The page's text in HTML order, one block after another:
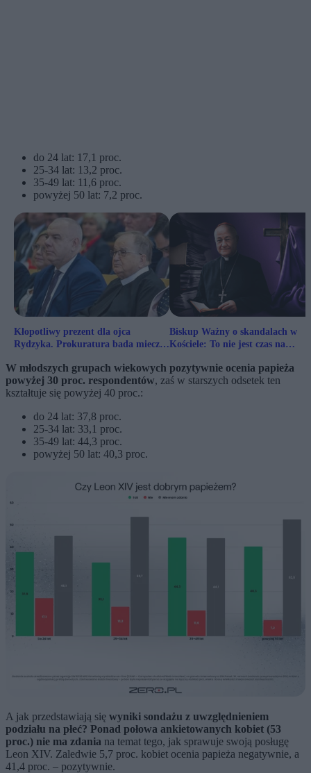
do 24 lat: 17,1 proc.
25-34 lat: 13,2 proc.
35-49 lat: 11,6 proc.
powyżej 50 lat: 7,2 proc.
Kłopotliwy prezent dla ojca
Rydzyka. Prokuratura bada miecz
Biskup Ważny o skandalach w
Kościele: To nie jest czas na
W młodszych grupach wiekowych pozytywnie ocenia papieża
powyżej 30 proc. respondentów, zaś w starszych odsetek ten
kształtuje się powyżej 40 proc.:
do 24 lat: 37,8 proc.
25-34 lat: 33,1 proc.
35-49 lat: 44,3 proc.
powyżej 50 lat: 40,3 proc.
A jak przedstawiają się wyniki sondażu z uwzględnieniem
podziału na płeć? Ponad połowa ankietowanych kobiet (53
proc.) nie ma zdania na temat tego, jak sprawuje swoją posługę
Leon XIV. Zaledwie 5,7 proc. kobiet ocenia papieża negatywnie, a
41,4 proc. – pozytywnie.